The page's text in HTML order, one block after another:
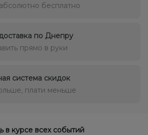
бесплатно
по Днепру
прямо в руки
система скидок
плати меньше
в курсе всех событий